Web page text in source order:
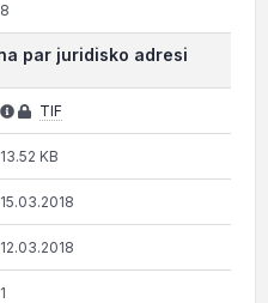
8
par juridisko adresi
TIF
13.52 KB
15.03.2018
12.03.2018
1